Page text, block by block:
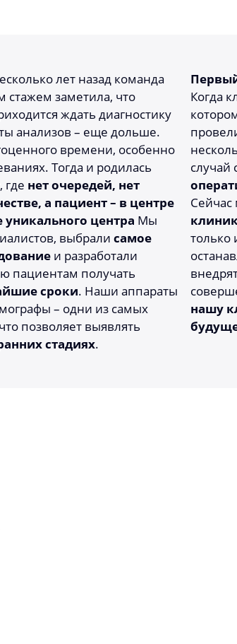
лет назад команда
стажем заметила, что
ждать диагностику
анализов – еще дольше.
времени, особенно
Тогда и родилась
где нет очередей, нет
а пациент – в центре
уникального центра Мы
выбрали самое
и разработали
пациентам получать
сроки. Наши аппараты
– одни из самых
позволяет выявлять
стадиях.
Когда
только
нашу